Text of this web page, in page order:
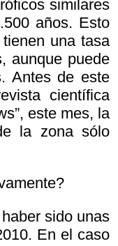
similares
años. Esto
una tasa
aunque puede
Antes de este
científica
este mes, la
la zona sólo
sido unas
En el caso